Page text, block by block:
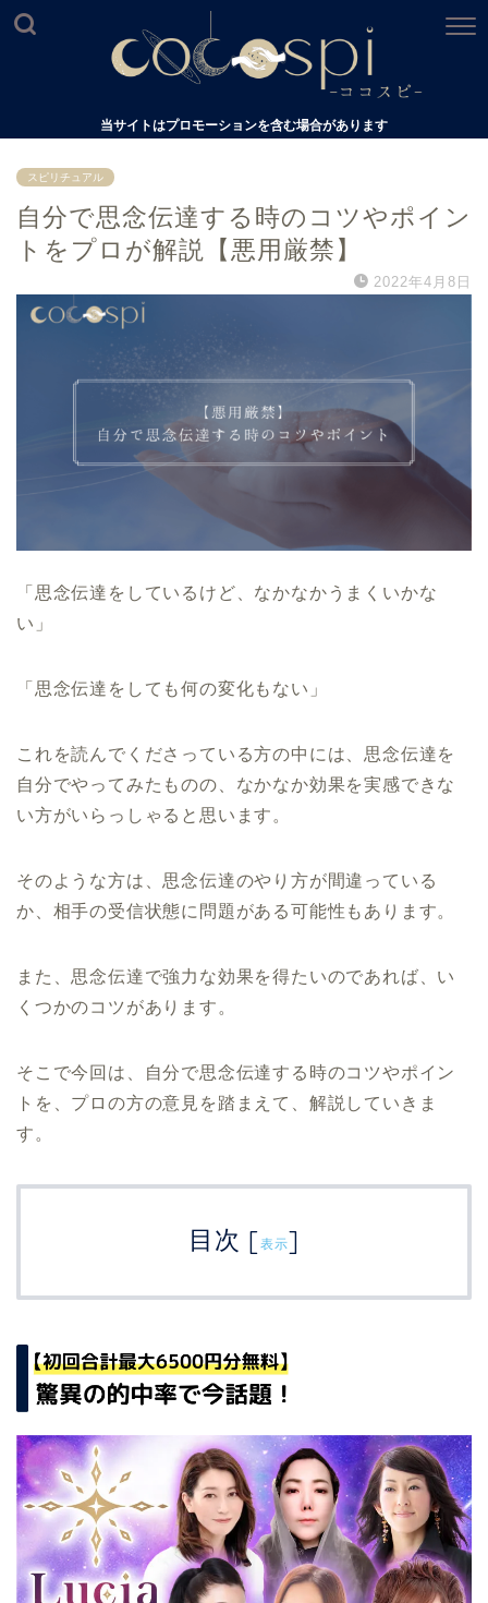
当サイトはプロモーションを含む場合があります
スピリチュアル
自分で思念伝達する時のコツやポイン
トをプロが解説【悪用厳禁】
2022年4月8日
「思念伝達をしているけど、なかなかうまくいかな
い」
「思念伝達をしても何の変化もない」
これを読んでくださっている方の中には、思念伝達を
自分でやってみたものの、なかなか効果を実感できな
い方がいらっしゃると思います。
そのような方は、思念伝達のやり方が間違っている
か、相手の受信状態に問題がある可能性もあります。
また、思念伝達で強力な効果を得たいのであれば、い
くつかのコツがあります。
そこで今回は、自分で思念伝達する時のコツやポイン
トを、プロの方の意見を踏まえて、解説していきま
す。
目次 [表示]